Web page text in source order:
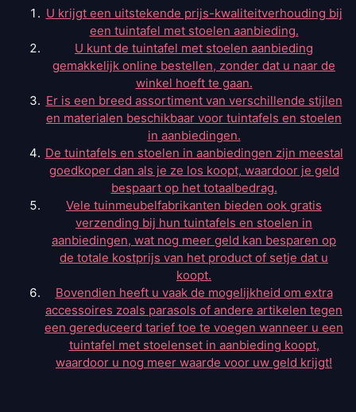
U krijgt een uitstekende prijs-kwaliteitverhouding bij
een tuintafel met stoelen aanbieding.
U kunt de tuintafel met stoelen aanbieding
gemakkelijk online bestellen, zonder dat u naar de
winkel hoeft te gaan.
Er is een breed assortiment van verschillende stijlen
en materialen beschikbaar voor tuintafels en stoelen
in aanbiedingen.
De tuintafels en stoelen in aanbiedingen zijn meestal
goedkoper dan als je ze los koopt, waardoor je geld
bespaart op het totaalbedrag.
Vele tuinmeubelfabrikanten bieden ook gratis
verzending bij hun tuintafels en stoelen in
aanbiedingen, wat nog meer geld kan besparen op
de totale kostprijs van het product of setje dat u
koopt.
Bovendien heeft u vaak de mogelijkheid om extra
accessoires zoals parasols of andere artikelen tegen
een gereduceerd tarief toe te voegen wanneer u een
tuintafel met stoelenset in aanbieding koopt,
waardoor u nog meer waarde voor uw geld krijgt!